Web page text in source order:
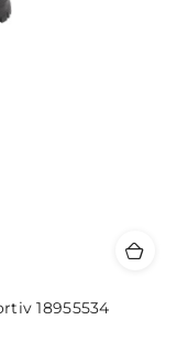
18955534